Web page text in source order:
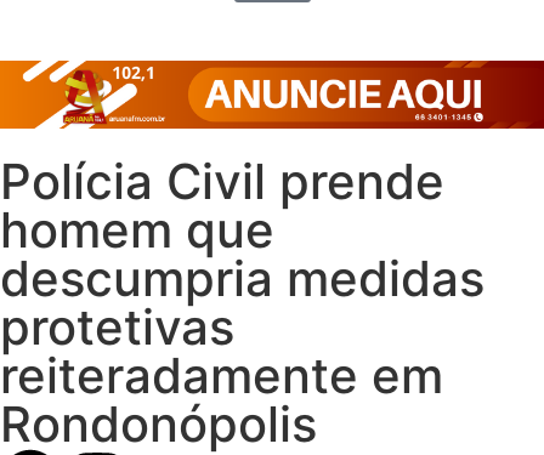
Polícia Civil prende
homem que
descumpria medidas
protetivas
reiteradamente em
Rondonópolis